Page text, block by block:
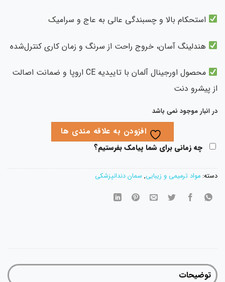
استحکام بالا و چسبندگی عالی به عاج و سرامیک
هندلینگ آسان، خروج راحت از سرنگ و زمان کاری کنترل‌شده
محصول اورجینال آلمان با تاییدیه CE اروپا و ضمانت اصالت
پیشرو دنت
انبار موجود نمی باشد
افزودن به علاقه مندی ها
چه زمانی برای شما پیامک بفرستیم؟
مواد ترمیمی و زیبایی,سمان دندانپزشکی
توضیحات